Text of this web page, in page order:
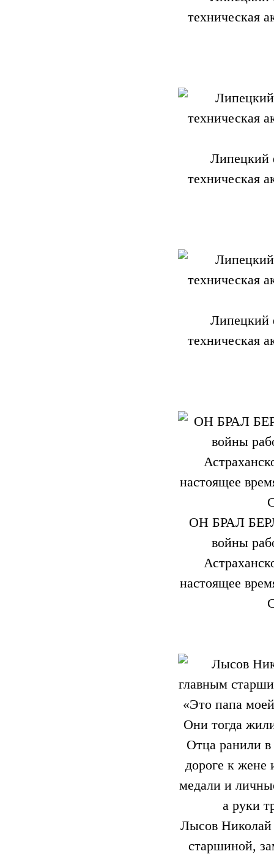
техническая
Липецкий
техническая
Липецкий
техническая
ОН БРАЛ
войны
настоящее
Лысов Николай
старшиной,